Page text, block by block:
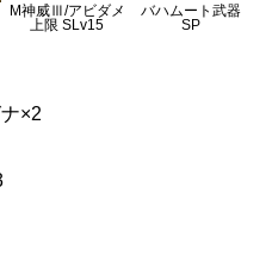
M神威Ⅲ/アビダメ
上限 SLv15
バハムート武器
SP
×2